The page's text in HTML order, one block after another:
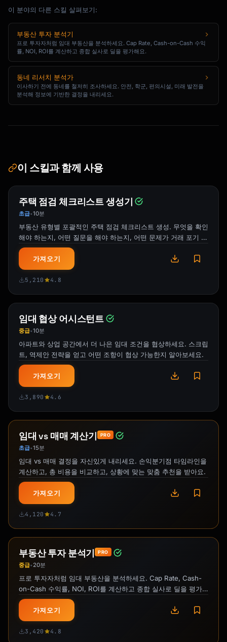
이 분야의 다른 스킬 살펴보기:
부동산 투자 분석기
프로 투자자처럼 임대 부동산을 분석하세요. Cap Rate, Cash-on-Cash 수익
률, NOI, ROI를 계산하고 종합 실사로 딜을 평가해요.
동네 리서치 분석가
이사하기 전에 동네를 철저히 조사하세요. 안전, 학군, 편의시설, 미래 발전을
분석해 정보에 기반한 결정을 내리세요.
이 스킬과 함께 사용
주택 점검 체크리스트 생성기
초급•10분
부동산 유형별 포괄적인 주택 점검 체크리스트 생성. 무엇을 확인
해야 하는지, 어떤 질문을 해야 하는지, 어떤 문제가 거래 포기 사
유인지 파악하세요.
가져오기
5,210 4.8
임대 협상 어시스턴트
중급•10분
아파트와 상업 공간에서 더 나은 임대 조건을 협상하세요. 스크립
트, 역제안 전략을 얻고 어떤 조항이 협상 가능한지 알아보세요.
가져오기
3,890 4.6
임대 vs 매매 계산기 PRO
초급•15분
임대 vs 매매 결정을 자신있게 내리세요. 손익분기점 타임라인을
계산하고, 총 비용을 비교하고, 상황에 맞는 맞춤 추천을 받아요.
가져오기
4,120 4.7
부동산 투자 분석기 PRO
중급•20분
프로 투자자처럼 임대 부동산을 분석하세요. Cap Rate, Cash-
on-Cash 수익률, NOI, ROI를 계산하고 종합 실사로 딜을 평가
해요.
가져오기
3,420 4.8